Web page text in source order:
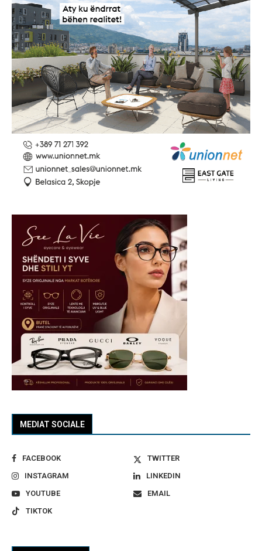
MEDIAT SOCIALE
FACEBOOK
TWITTER
INSTAGRAM
LINKEDIN
YOUTUBE
EMAIL
TIKTOK